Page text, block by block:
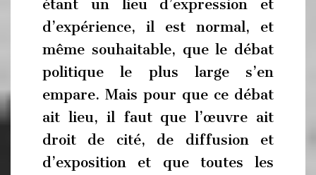
étant un lieu d’expression et
d’expérience, il est normal, et
même souhaitable, que le débat
politique le plus large s’en
empare. Mais pour que ce débat
ait lieu, il faut que l’œuvre ait
droit de cité, de diffusion et
d’exposition et que toutes les